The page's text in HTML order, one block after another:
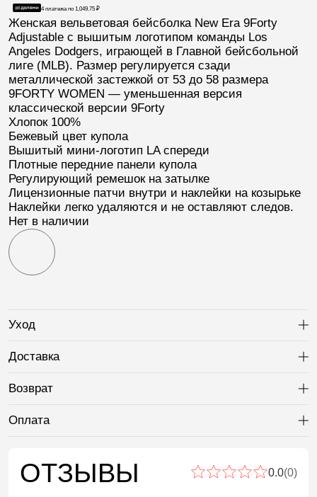
4 платежа по 1,049.75 ₽
Женская вельветовая бейсболкаNew Era 9Forty
Adjustable с вышитым логотипом команды Los
Angeles Dodgers, играющей в Главной бейсбольной
лиге (MLB). Размер регулируется сзади
металлической застежкой от 53 до 58 размера
9FORTY WOMEN — уменьшенная версия
классической версии 9Forty
Хлопок 100%
Бежевый цвет купола
Вышитый мини-логотип LAспереди
Плотные передние панели купола
Регулирующий ремешок на затылке
Лицензионные патчи внутри и наклейки на козырьке
Наклейки легко удаляются и не оставляют следов.
Нет в наличии
Уход
Доставка
Возврат
Оплата
ОТЗЫВЫ 0.0(0)